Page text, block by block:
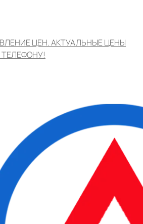
ЦЕН. АКТУАЛЬНЫЕ ЦЕНЫ